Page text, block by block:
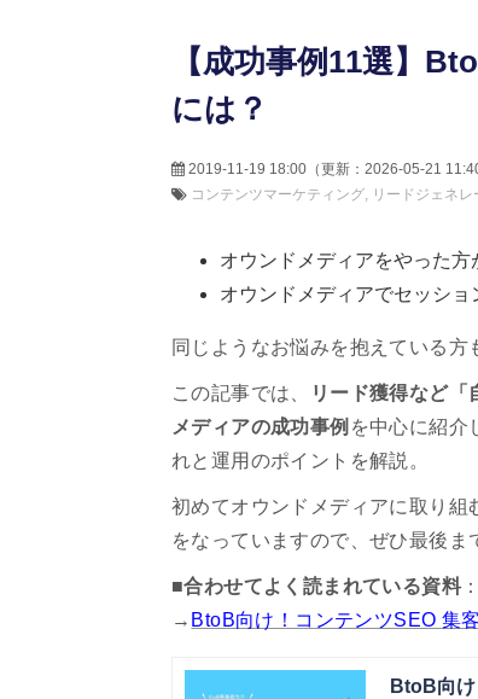
【成功事例11選】
には？
2019-11-19 18:00 （更新： 2026-05-21
コンテンツマーケティング
リードジェネレ
オウンドメディアをやった方
オウンドメディアでセッショ
同じようなお悩みを抱えている方
この記事では、
リード獲得など
メディアの成功事例 を中心に紹介
れと運用のポイントを解説。
初めてオウンドメディアに取り組
をなっていますので、ぜひ最後ま
■合わせてよく読まれている資料
→ BtoB向け！コンテンツSEO 集
BtoB向